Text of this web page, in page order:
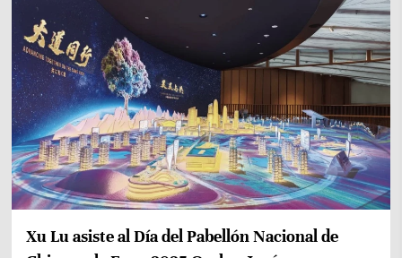
Xu Lu asiste al Día del Pabellón Nacional de